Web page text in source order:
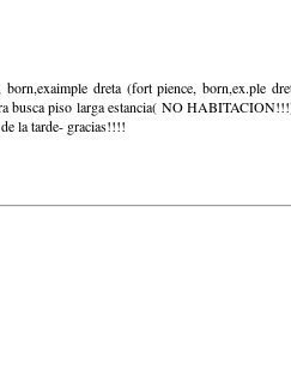
dreta (fort pience, born,ex.ple
piso larga estancia( NO
la tarde- gracias!!!!